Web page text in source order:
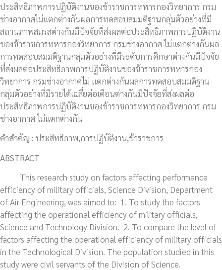
ประสิทธิภาพการปฏิบัติงานของข้าราชการทหารกองวิทยาการ กรม
ช่างอากาศไม่แตกต่างกันผลการทดสอบสมมติฐานกลุ่มตัวอย่างที่มี
สถานภาพสมรสต่างกันมีปัจจัยที่ส่งผลต่อประสิทธิภาพการปฏิบัติงาน
ของข้าราชการทหารกองวิทยาการ กรมช่างอากาศ ไม่แตกต่างกันผล
การทดสอบสมมติฐานกลุ่มตัวอย่างที่มีระดับการศึกษาต่างกันมีปัจจัย
ที่ส่งผลต่อประสิทธิภาพการปฏิบัติงานของข้าราชการทหารกอง
วิทยาการ กรมช่างอากาศไม่ แตกต่างกันผลการทดสอบสมมติฐาน
กลุ่มตัวอย่างที่มีรายได้เฉลี่ยต่อเดือนต่างกันมีปัจจัยที่ส่งผลต่อ
ประสิทธิภาพการปฏิบัติงานของข้าราชการทหารกองวิทยาการ กรม
ช่างอากาศ ไม่แตกต่างกัน
คำสำคัญ : ประสิทธิภาพ,การปฏิบัติงาน,ข้าราชการ
ABSTRACT
This research study on factors affecting performance
efficiency of military officials, Science Division, Department
of Air Engineering, was aimed to: 1. To study the factors
affecting the operational efficiency of military officials,
Science and Technology Division. 2. To compare the level of
factors affecting the operational efficiency of military officials
in the Technological Division. The population studied in this
study were civil servants of the Division of Science.